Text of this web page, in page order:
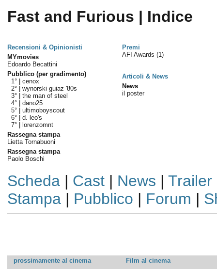
Fast and Furious | Indice
Recensioni & Opinionisti
Premi
MYmovies
Edoardo Becattini
Pubblico (per gradimento)
1° | cenox
2° | wynorski guiaz '80s
3° | the man of steel
4° | dano25
5° | ultimoboyscout
6° | d. leo's
7° |
lorenzomnt
Rassegna stampa
Lietta Tornabuoni
Rassegna stampa
Paolo Boschi
AFI Awards (1)
Articoli & News
News
il poster
Scheda| Cast| News | Trailer
Stampa| Pubblico | Forum |
prossimamente al cinema
Film al cinema